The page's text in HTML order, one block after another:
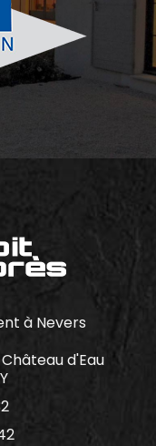
à Nevers
d'Eau